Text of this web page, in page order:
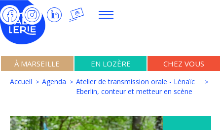
À MARSEILLE EN LOZÈRE CHEZ VOUS
Accueil Agenda
Atelier de transmission orale - Lénaïc
Eberlin, conteur et metteur en scène